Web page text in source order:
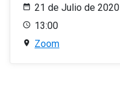
21 de Julio de 2020
13:00
Zoom